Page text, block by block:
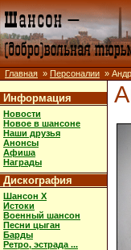
Главная » Персоналии »
Информация
Новости
Новое в шансоне
Наши друзья
Анонсы
Афиша
Награды
Дискография
Шансон X
Истоки
Военный шансон
Песни цыган
Барды
Ретро, эстрада ...